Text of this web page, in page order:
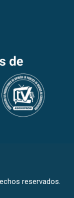
reservados.